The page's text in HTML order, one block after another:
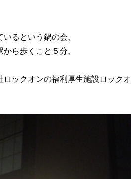
るという鍋の会。
ら歩くこと５分。
ロックオンの福利厚生施設ロックオ